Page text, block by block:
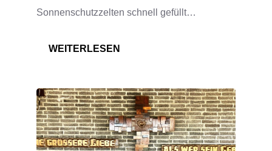
Sonnenschutzzelten schnell gefüllt…
WEITERLESEN
RATHAUSHOF
AM
SONNTAG